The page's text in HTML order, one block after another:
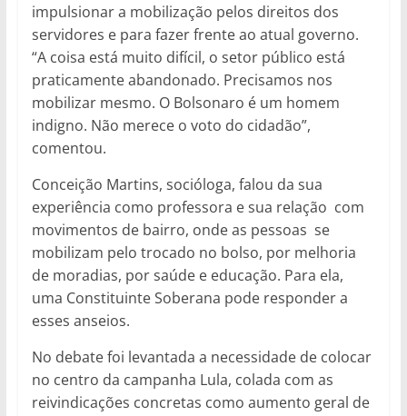
impulsionar a mobilização pelos direitos dos
servidores e para fazer frente ao atual governo.
“A coisa está muito difícil, o setor público está
praticamente abandonado. Precisamos nos
mobilizar mesmo. O Bolsonaro é um homem
indigno. Não merece o voto do cidadão”,
comentou.
Conceição Martins, socióloga, falou da sua
experiência como professora e sua relação com
movimentos de bairro, onde as pessoas se
mobilizam pelo trocado no bolso, por melhoria
de moradias, por saúde e educação. Para ela,
uma Constituinte Soberana pode responder a
esses anseios.
No debate foi levantada a necessidade de colocar
no centro da campanha Lula, colada com as
reivindicações concretas como aumento geral de